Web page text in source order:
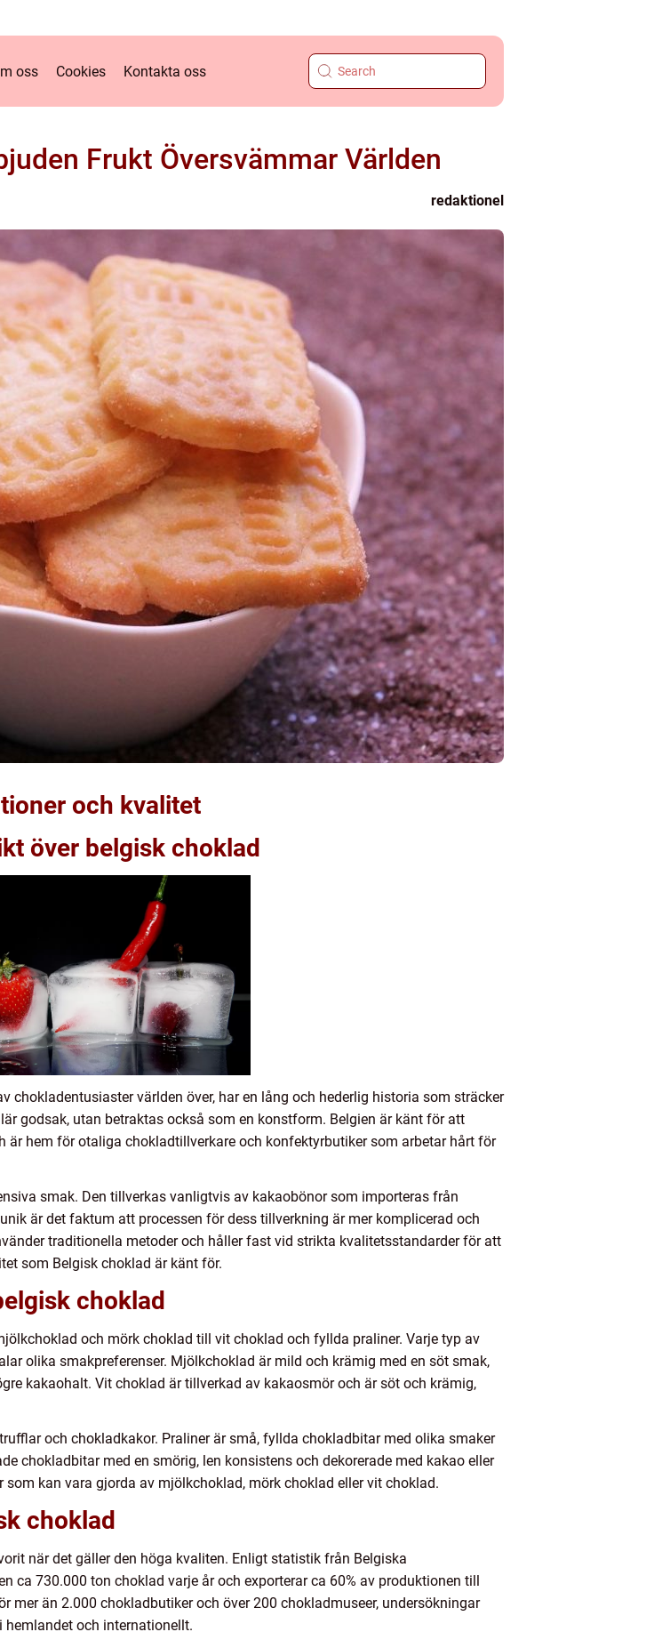
oss Cookies Kontakta oss
Frukt Översvämmar Världen
redaktionel
och kvalitet
över belgisk choklad
chokladentusiaster världen över, har en lång och hederlig historia som sträcker
godsak, utan betraktas också som en konstform. Belgien är känt för att
är hem för otaliga chokladtillverkare och konfektyrbutiker som arbetar hårt för
smak. Den tillverkas vanligtvis av kakaobönor som importeras från
är det faktum att processen för dess tillverkning är mer komplicerad och
traditionella metoder och håller fast vid strikta kvalitetsstandarder för att
som Belgisk choklad är känt för.
choklad
och mörk choklad till vit choklad och fyllda praliner. Varje typ av
olika smakpreferenser. Mjölkchoklad är mild och krämig med en söt smak,
kakaohalt. Vit choklad är tillverkad av kakaosmör och är söt och krämig,
och chokladkakor. Praliner är små, fyllda chokladbitar med olika smaker
chokladbitar med en smörig, len konsistens och dekorerade med kakao eller
kan vara gjorda av mjölkchoklad, mörk choklad eller vit choklad.
choklad
när det gäller den höga kvaliten. Enligt statistik från Belgiska
ca 730.000 ton choklad varje år och exporterar ca 60% av produktionen till
mer än 2.000 chokladbutiker och över 200 chokladmuseer, undersökningar
och internationellt.